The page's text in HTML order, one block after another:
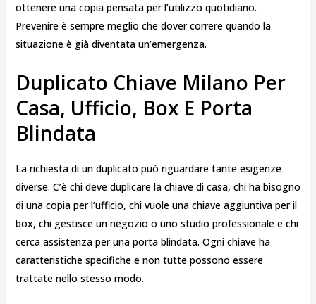
ottenere una copia pensata per l’utilizzo quotidiano.
Prevenire è sempre meglio che dover correre quando la
situazione è già diventata un’emergenza.
Duplicato Chiave Milano Per
Casa, Ufficio, Box E Porta
Blindata
La richiesta di un duplicato può riguardare tante esigenze
diverse. C’è chi deve duplicare la chiave di casa, chi ha bisogno
di una copia per l’ufficio, chi vuole una chiave aggiuntiva per il
box, chi gestisce un negozio o uno studio professionale e chi
cerca assistenza per una porta blindata. Ogni chiave ha
caratteristiche specifiche e non tutte possono essere
trattate nello stesso modo.